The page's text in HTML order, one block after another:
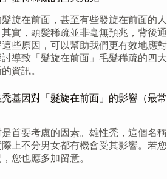
旋在前面，甚至有些發旋在前面的人
實，頭髮稀疏並非毫無預兆，背後通
些原因，可以幫助我們更有效地應對
導致「髮旋在前面」毛髮稀疏的四大
資訊。
基因對「髮旋在前面」的影響（最常
首要考慮的因素。雄性禿，這個名稱
上不分男女都有機會受其影響。若您
您也應多加留意。